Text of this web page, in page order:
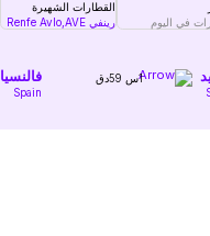
القطارات الشهيرة
رينفي AVE,
Renfe Avlo
1س 59دق فالنسيا
Spain